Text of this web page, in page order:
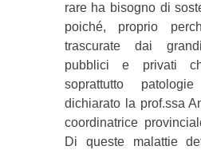
rare ha bisogno di
poiché, proprio
trascurate dai
pubblici e privati
soprattutto
dichiarato la prof.ssa
coordinatrice
Di queste malattie